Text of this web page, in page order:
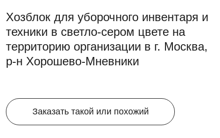
Хозблок для уборочного инвентаря и
техники в светло-сером цвете на
территорию организации в г. Москва,
р-н Хорошево-Мневники
Заказать такой или похожий